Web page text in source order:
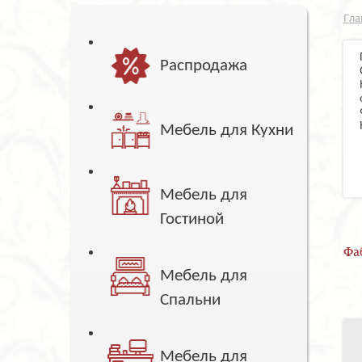
Распродажа
Мебель для Кухни
Мебель для
Гостиной
Мебель для
Спальни
Мебель для